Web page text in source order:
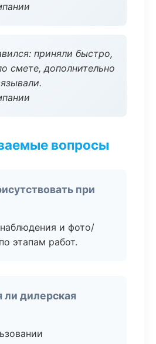
приняли быстро,
смете, дополнительно
вопросы
при
и фото/
этапам работ.
ли дилерская